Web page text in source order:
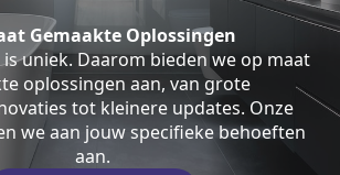
Gemaakte Oplossingen
uniek. Daarom bieden we op maat
oplossingen aan, van grote
tot kleinere updates. Onze
we aan jouw specifieke behoeften
aan.